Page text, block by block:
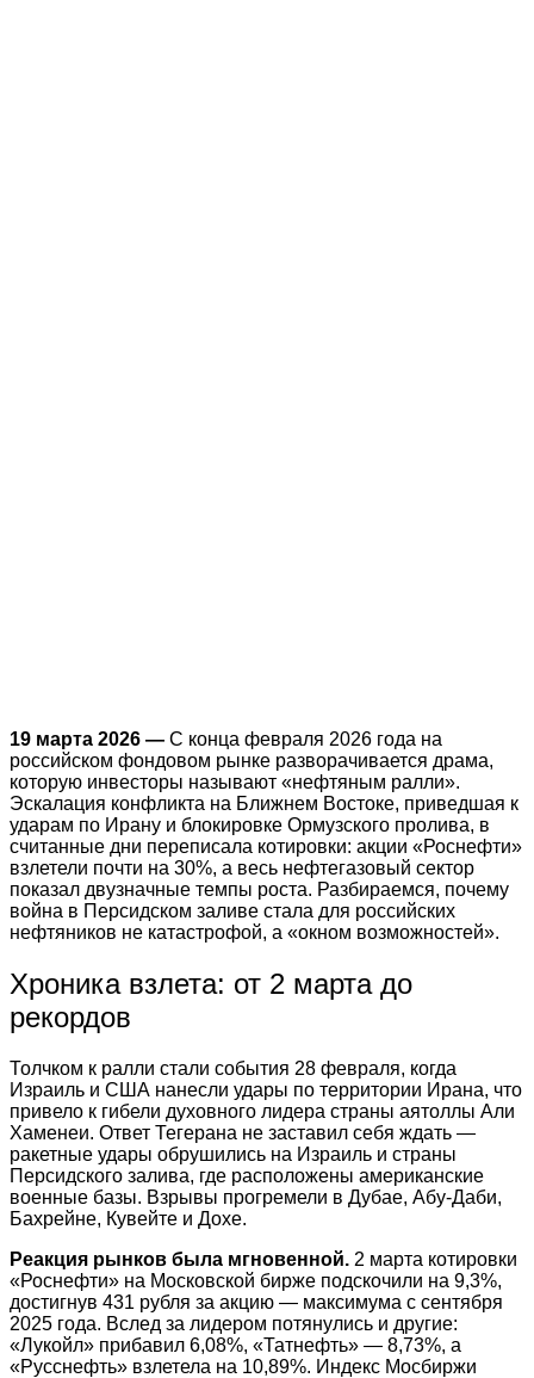
19 марта 2026 — С конца февраля 2026 года на
российском фондовом рынке разворачивается драма,
которую инвесторы называют «нефтяным ралли».
Эскалация конфликта на Ближнем Востоке, приведшая к
ударам по Ирану и блокировке Ормузского пролива, в
считанные дни переписала котировки: акции «Роснефти»
взлетели почти на 30%, а весь нефтегазовый сектор
показал двузначные темпы роста. Разбираемся, почему
война в Персидском заливе стала для российских
нефтяников не катастрофой, а «окном возможностей».
Хроника взлета: от 2 марта до
рекордов
Толчком к ралли стали события 28 февраля, когда
Израиль и США нанесли удары по территории Ирана, что
привело к гибели духовного лидера страны аятоллы Али
Хаменеи. Ответ Тегерана не заставил себя ждать —
ракетные удары обрушились на Израиль и страны
Персидского залива, где расположены американские
военные базы. Взрывы прогремели в Дубае, Абу-Даби,
Бахрейне, Кувейте и Дохе.
Реакция рынков была мгновенной. 2 марта котировки
«Роснефти» на Московской бирже подскочили на 9,3%,
достигнув 431 рубля за акцию — максимума с сентября
2025 года. Вслед за лидером потянулись и другие:
«Лукойл» прибавил 6,08%, «Татнефть» — 8,73%, а
«Русснефть» взлетела на 10,89%. Индекс Мосбиржи